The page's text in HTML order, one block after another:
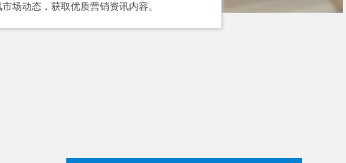
场动态，获取优质营销资讯内容。